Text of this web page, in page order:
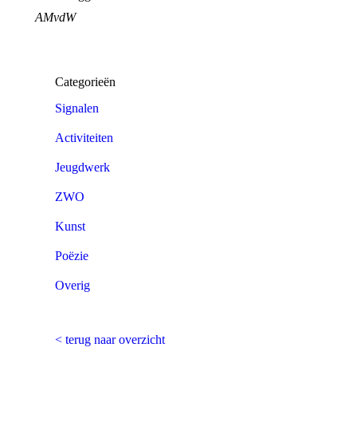
AMvdW
Categorieën
Signalen
Activiteiten
Jeugdwerk
ZWO
Kunst
Poëzie
Overig
< terug naar overzicht